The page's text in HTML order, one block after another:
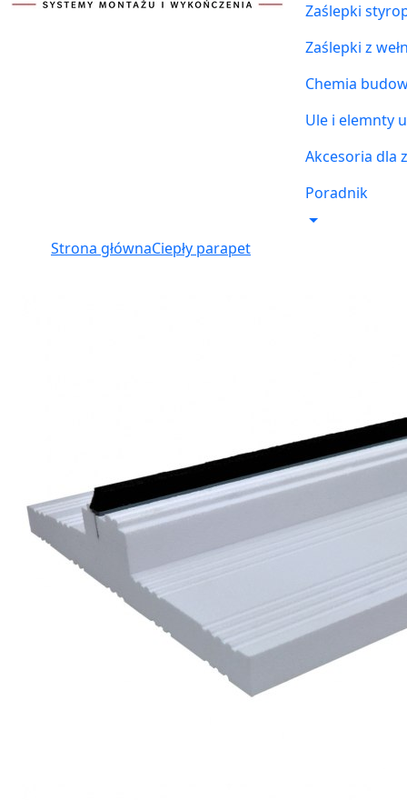
Zaślepki
Zaślepki z
Chemia
Ule i elemnty
Akcesoria dla
Poradnik
Strona głównaCiepły parapet